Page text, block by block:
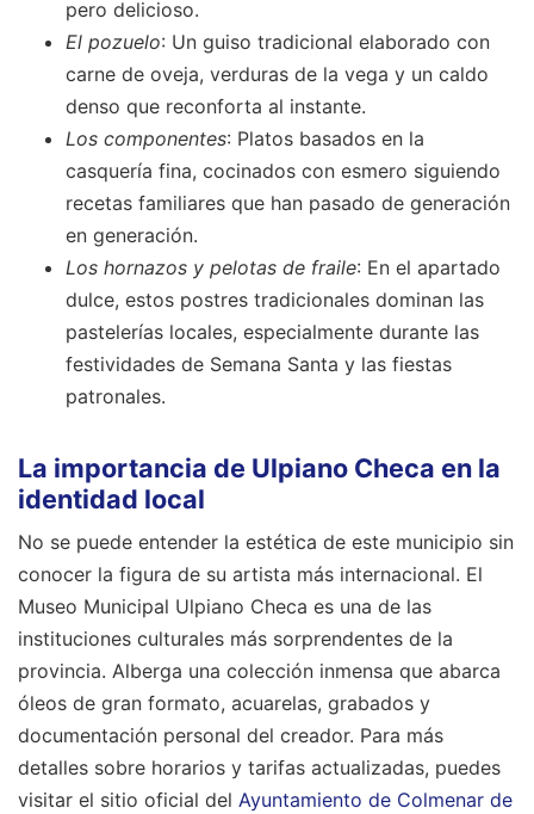
pero delicioso.
El pozuelo: Un guiso tradicional elaborado con
carne de oveja, verduras de la vega y un caldo
denso que reconforta al instante.
Los componentes: Platos basados en la
casquería fina, cocinados con esmero siguiendo
recetas familiares que han pasado de generación
en generación.
Los hornazos y pelotas de fraile: En el apartado
dulce, estos postres tradicionales dominan las
pastelerías locales, especialmente durante las
festividades de Semana Santa y las fiestas
patronales.
La importancia de Ulpiano Checa en la
identidad local
No se puede entender la estética de este municipio sin
conocer la figura de su artista más internacional. El
Museo Municipal Ulpiano Checa es una de las
instituciones culturales más sorprendentes de la
provincia. Alberga una colección inmensa que abarca
óleos de gran formato, acuarelas, grabados y
documentación personal del creador. Para más
detalles sobre horarios y tarifas actualizadas, puedes
visitar el sitio oficial del Ayuntamiento de Colmenar de